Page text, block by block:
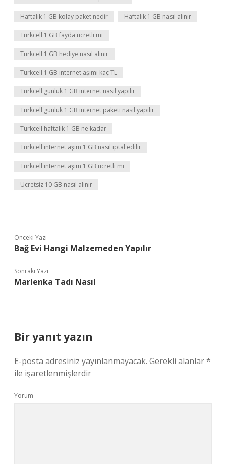
Haftalık 1 GB kolay paket nedir Haftalık 1 GB nasıl alınır
Turkcell 1 GB fayda ücretli mi
Turkcell 1 GB hediye nasıl alınır
Turkcell 1 GB internet aşımı kaç TL
Turkcell günlük 1 GB internet nasıl yapılır
Turkcell günlük 1 GB internet paketi nasıl yapılır
Turkcell haftalık 1 GB ne kadar
Turkcell internet aşım 1 GB nasıl iptal edilir
Turkcell internet aşım 1 GB ücretli mi
Ücretsiz 10 GB nasıl alınır
Önceki Yazı
Bağ Evi Hangi Malzemeden Yapılır
Sonraki Yazı
Marlenka Tadı Nasıl
Bir yanıt yazın
E-posta adresiniz yayınlanmayacak. Gerekli alanlar*
ile işaretlenmişlerdir
Yorum